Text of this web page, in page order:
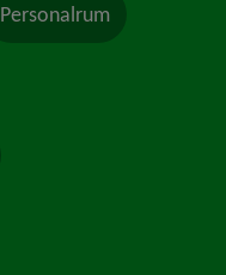
Personalrum